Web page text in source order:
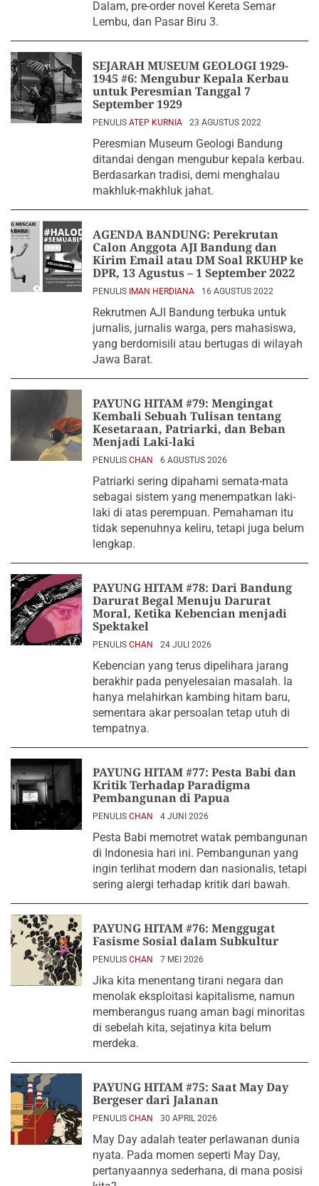
Dalam, pre-order novel Kereta Semar
Lembu, dan Pasar Biru 3.
SEJARAH MUSEUM GEOLOGI 1929-
1945 #6: Mengubur Kepala Kerbau
untuk Peresmian Tanggal 7
September 1929
PENULIS ATEP KURNIA 23 AGUSTUS 2022
Peresmian Museum Geologi Bandung
ditandai dengan mengubur kepala kerbau.
Berdasarkan tradisi, demi menghalau
makhluk-makhluk jahat.
AGENDA BANDUNG: Perekrutan
Calon Anggota AJI Bandung dan
Kirim Email atau DM Soal RKUHP ke
DPR, 13 Agustus – 1 September 2022
PENULIS IMAN HERDIANA 16 AGUSTUS 2022
Rekrutmen AJI Bandung terbuka untuk
jurnalis, jurnalis warga, pers mahasiswa,
yang berdomisili atau bertugas di wilayah
Jawa Barat.
PAYUNG HITAM #79: Mengingat
Kembali Sebuah Tulisan tentang
Kesetaraan, Patriarki, dan Beban
Menjadi Laki-laki
PENULIS CHAN 6 AGUSTUS 2026
Patriarki sering dipahami semata-mata
sebagai sistem yang menempatkan laki-
laki di atas perempuan. Pemahaman itu
tidak sepenuhnya keliru, tetapi juga belum
lengkap.
PAYUNG HITAM #78: Dari Bandung
Darurat Begal Menuju Darurat
Moral, Ketika Kebencian menjadi
Spektakel
PENULIS CHAN 24 JULI 2026
Kebencian yang terus dipelihara jarang
berakhir pada penyelesaian masalah. Ia
hanya melahirkan kambing hitam baru,
sementara akar persoalan tetap utuh di
tempatnya.
PAYUNG HITAM #77: Pesta Babi dan
Kritik Terhadap Paradigma
Pembangunan di Papua
PENULIS CHAN 4 JUNI 2026
Pesta Babi memotret watak pembangunan
di Indonesia hari ini. Pembangunan yang
ingin terlihat modern dan nasionalis, tetapi
sering alergi terhadap kritik dari bawah.
PAYUNG HITAM #76: Menggugat
Fasisme Sosial dalam Subkultur
PENULIS CHAN 7 MEI 2026
Jika kita menentang tirani negara dan
menolak eksploitasi kapitalisme, namun
memberangus ruang aman bagi minoritas
di sebelah kita, sejatinya kita belum
merdeka.
PAYUNG HITAM #75: Saat May Day
Bergeser dari Jalanan
PENULIS CHAN 30 APRIL 2026
May Day adalah teater perlawanan dunia
nyata. Pada momen seperti May Day,
pertanyaannya sederhana, di mana posisi